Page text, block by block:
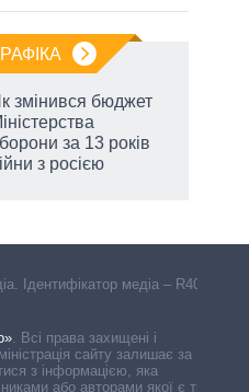
змінився бюджет
за 13 років
з росією
Ідентифікатор медіа – R40-
. Всі права захищені і
сайту залишає за
з інформацією, яка
або авторами якої є треті